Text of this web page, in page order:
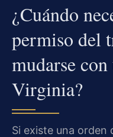
¿Cuándo
permiso del
mudarse
Virginia?
Si existe una orden